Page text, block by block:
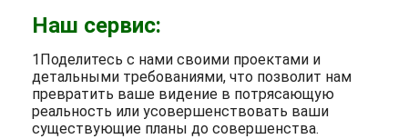
Наш сервис:
1Поделитесь с нами своими проектами и
детальными требованиями, что позволит нам
превратить ваше видение в потрясающую
реальность или усовершенствовать ваши
существующие планы до совершенства.